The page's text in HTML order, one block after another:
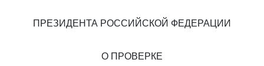
ПРЕЗИДЕНТА РОССИЙСКОЙ ФЕДЕРАЦИИ
О ПРОВЕРКЕ